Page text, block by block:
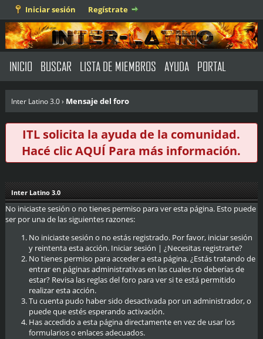
Iniciar sesión Regístrate
INICIO BUSCAR LISTA DE MIEMBROS AYUDA PORTAL
Inter Latino 3.0› Mensaje del foro
ITL solicita la ayuda de la comunidad.
Hacé clicAQUÍ Para más información.
Inter Latino 3.0
No iniciaste sesión o no tienes permiso para ver esta página. Esto puede
ser por una de las siguientes razones:
No iniciaste sesión o no estás registrado. Por favor, iniciar sesión
y reintenta esta acción. Iniciar sesión | ¿Necesitas registrarte?
No tienes permiso para acceder a esta página. ¿Estás tratando de
entrar en páginas administrativas en las cuales no deberías de
estar? Revisa las reglas del foro para ver si te está permitido
realizar esta acción.
Tu cuenta pudo haber sido desactivada por un administrador, o
puede que estés esperando activación.
Has accedido a esta página directamente en vez de usar los
formularios o enlaces adecuados.